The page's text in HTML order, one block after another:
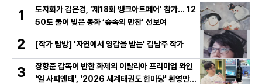
1
도자화가 김은경, ‘제18회 뱅크아트페어’ 참가… 12
50도 불이 빚은 동화 ‘숲속의 만찬’ 선보여
2 [작가 탐방] '자연에서 영감을 받는' 김남주 작가
3
장항준 감독이 반한 화제의 이탈리아 프리미엄 와인
'일 사피엔테', '2026 세계태권도 한마당' 환영만찬